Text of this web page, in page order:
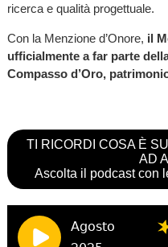
ricerca e qualità progettuale.
Con la Menzione d’Onore, il
ufficialmente a far parte
Compasso d’Oro,
TI RICORDI COSA È
AD
Ascolta il podcast con